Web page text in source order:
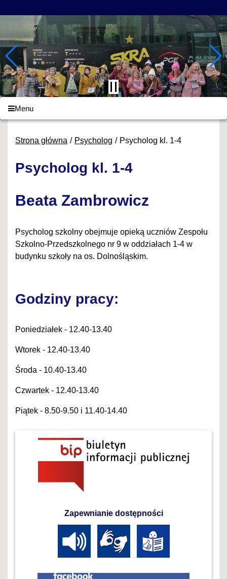
Menu
Strona główna Psycholog Psycholog kl. 1-4
Psycholog kl. 1-4
Beata Zambrowicz
Psycholog szkolny obejmuje opieką uczniów Zespołu
Szkolno-Przedszkolnego nr 9 w oddziałach 1-4 w
budynku szkoły na os. Dolnośląskim.
Godziny pracy:
Poniedziałek - 12.40-13.40
Wtorek - 12.40-13.40
Środa - 10.40-13.40
Czwartek - 12.40-13.40
Piątek - 8.50-9.50 i 11.40-14.40
Zapewnianie dostępności